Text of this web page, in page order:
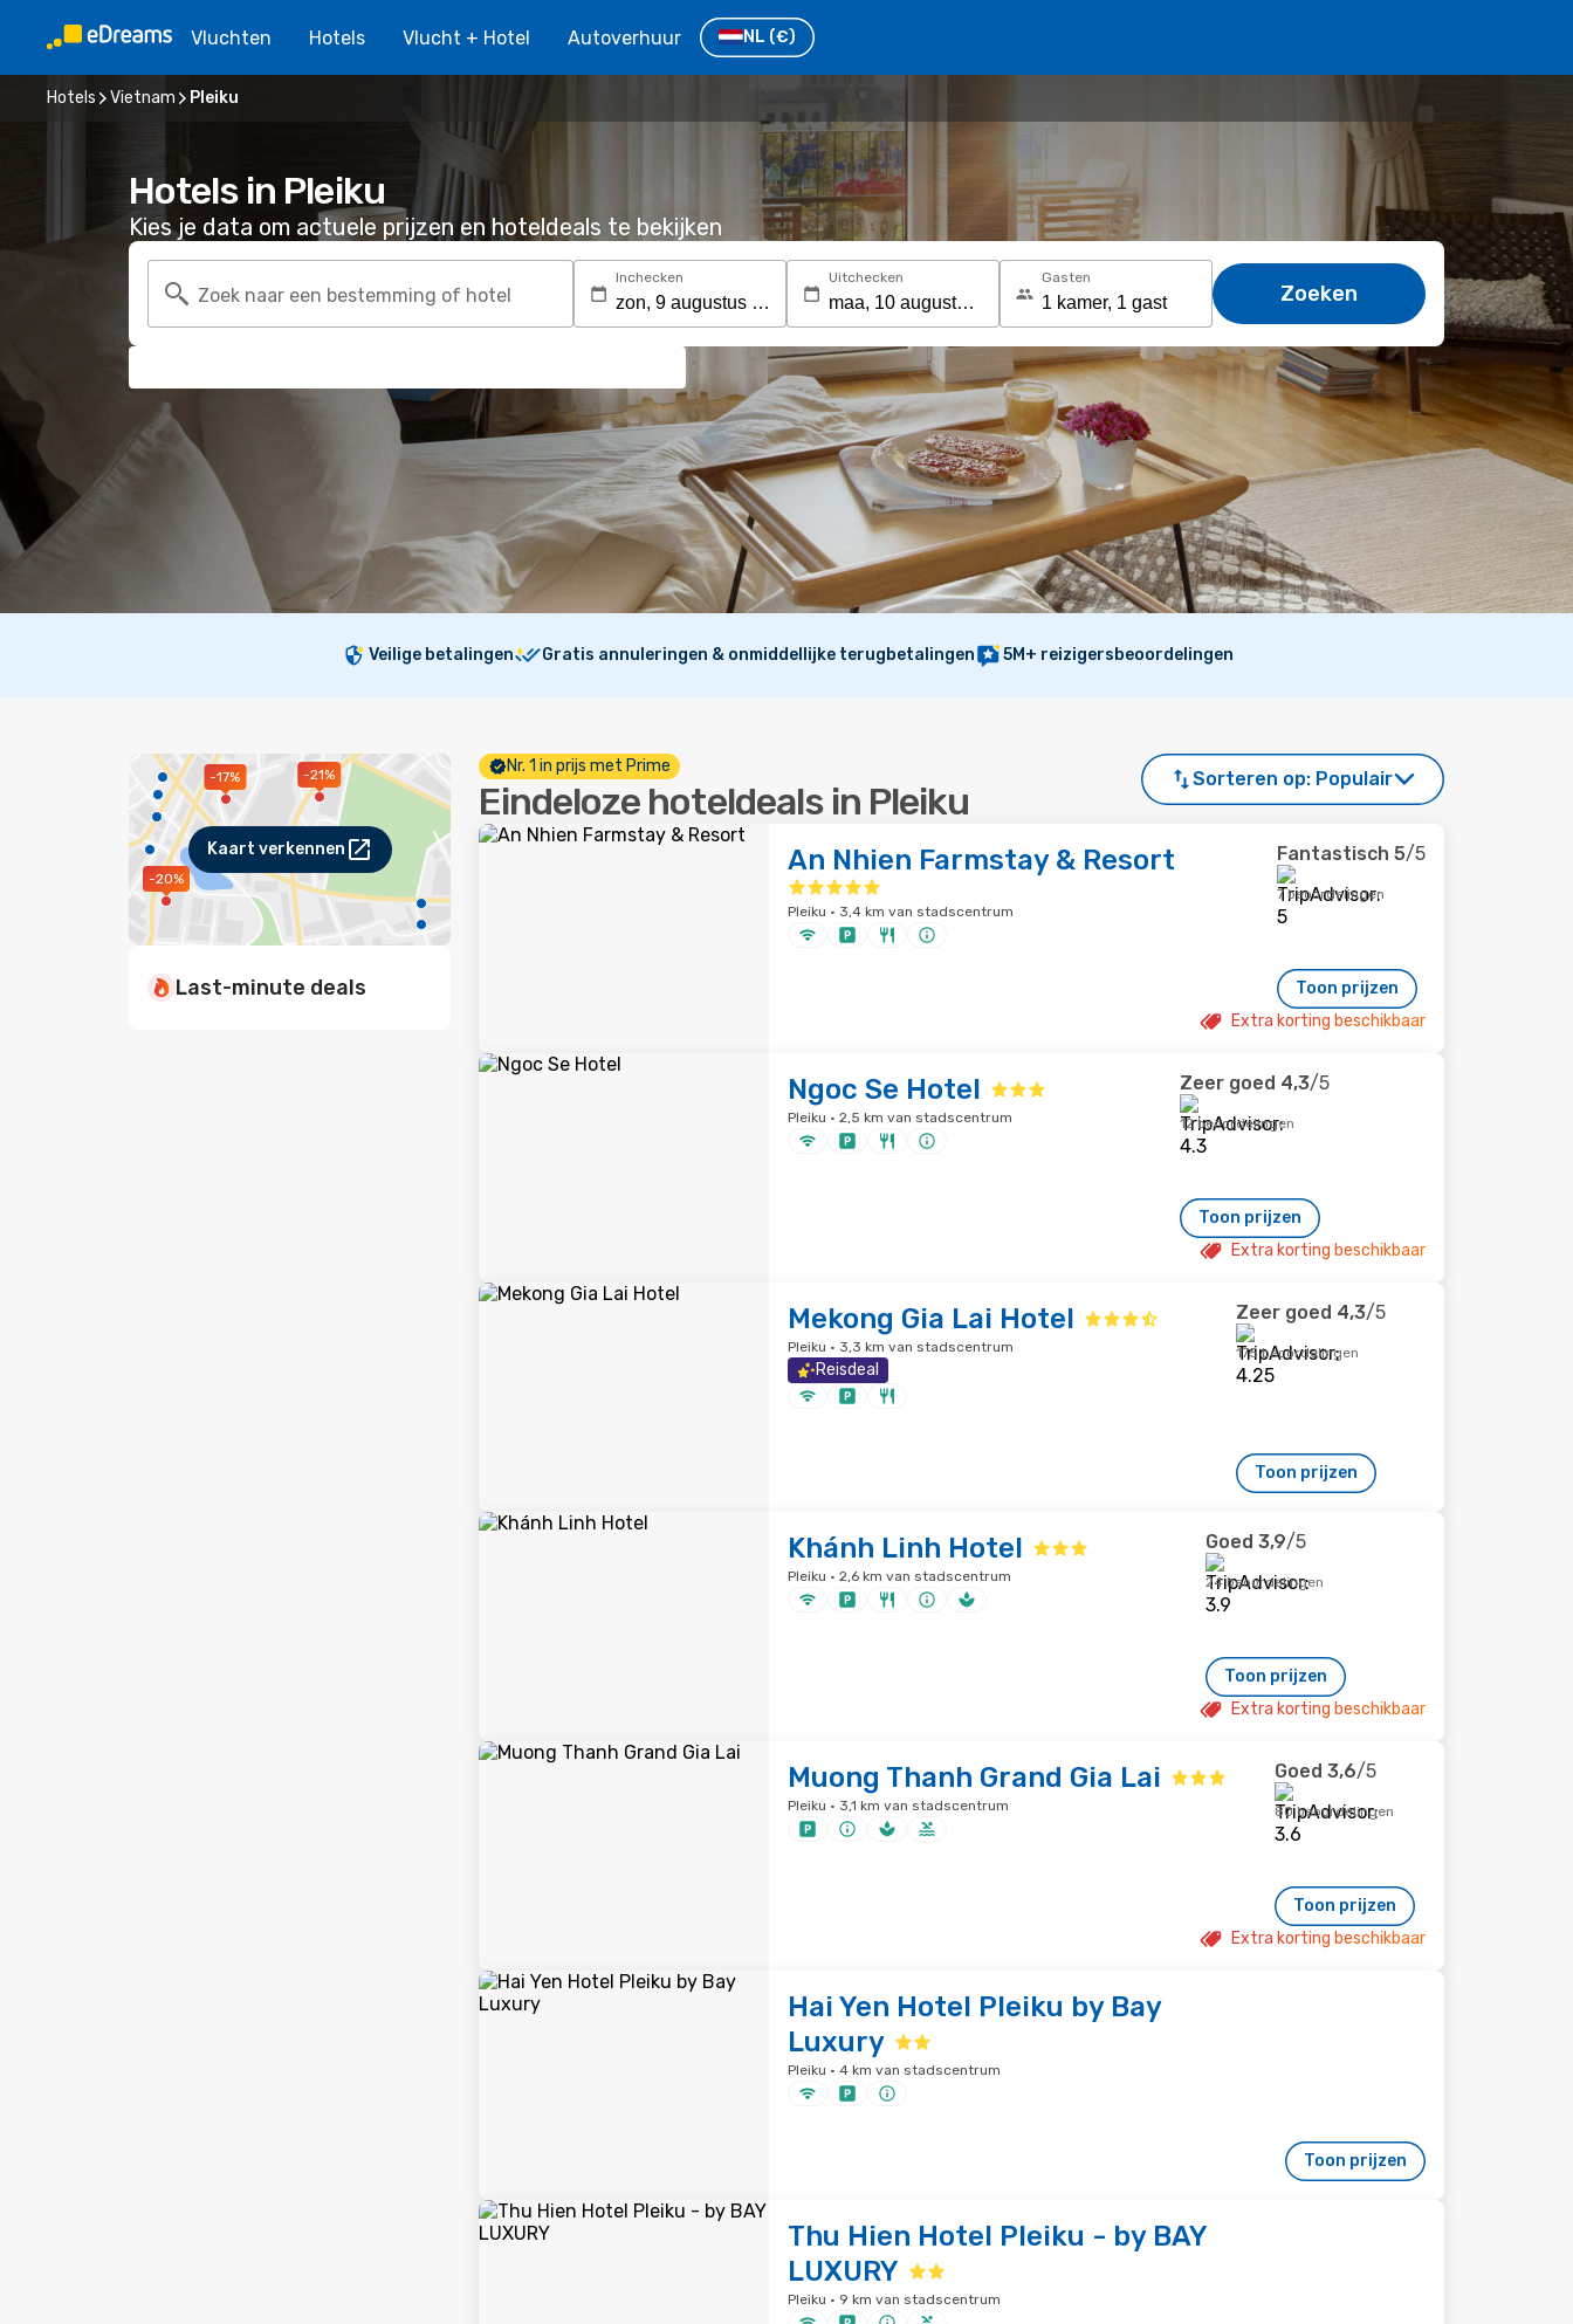
Vluchten Hotels Vlucht + Hotel Autoverhuur NL (€)
Hotels Vietnam Pleiku
Hotels in Pleiku
Kies je data om actuele prijzen en hoteldeals te bekijken
Zoek naar een bestemming of hotel
Inchecken Uitchecken Gasten
Zoeken
Veilige betalingen Gratis annuleringen & onmiddellijke terugbetalingen 5M+ reizigersbeoordelingen
-21%
-20%
-17%
Kaart verkennen
Last-minute deals
Nr. 1 in prijs met Prime
Eindeloze hoteldeals in Pleiku
Sorteren op: Populair
An Nhien Farmstay & Resort
Pleiku · 3,4 km van stadscentrum
Fantastisch 5/5
7 beoordelingen
Toon prijzen
Extra korting beschikbaar
Ngoc Se Hotel
Pleiku · 2,5 km van stadscentrum
Zeer goed 4,3/5
12 beoordelingen
Toon prijzen
Extra korting beschikbaar
Mekong Gia Lai Hotel
Pleiku · 3,3 km van stadscentrum
Reisdeal
Zeer goed 4,3/5
175 beoordelingen
Toon prijzen
Khánh Linh Hotel
Pleiku · 2,6 km van stadscentrum
Goed 3,9/5
24 beoordelingen
Toon prijzen
Extra korting beschikbaar
Muong Thanh Grand Gia Lai
Pleiku · 3,1 km van stadscentrum
Goed 3,6/5
80 beoordelingen
Toon prijzen
Extra korting beschikbaar
Hai Yen Hotel Pleiku by Bay
Luxury
Pleiku · 4 km van stadscentrum
Toon prijzen
Thu Hien Hotel Pleiku - by BAY
LUXURY
Pleiku · 9 km van stadscentrum